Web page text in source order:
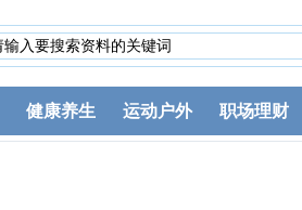
健康养生 运动户外 职场理财